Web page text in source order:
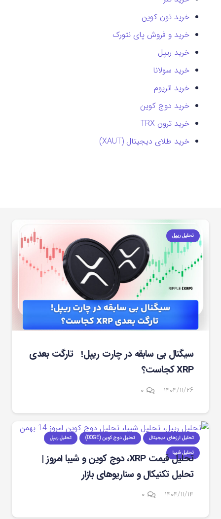
خرید تون کوین
خرید و فروش پای نتورک
خرید ریپل
خرید سولانا
خرید اتریوم
خرید دوج کوین
خرید ترون TRX
خرید طلای دیجیتال (XAUT)
تحلیل ریپل
سیگنال بی سابقه در چارت ریپل! تارگت بعدی
XRP کجاست؟
۱۴۰۴/۱۱/۲۶ ۰
تحلیل ارزهای دیجیتال تحلیل دوج کوین (DOGE)
تحلیل ریپل
تحلیل شیبا
تحلیل قیمت XRP، دوج‌ کوین و شیبا امروز |
تحلیل تکنیکال و سناریوهای بازار
۱۴۰۴/۱۱/۱۴ ۰